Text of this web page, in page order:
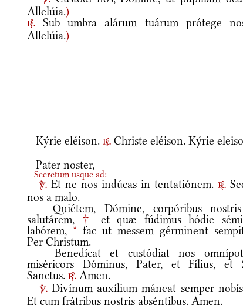
Allelúia.)
r. Sub umbra alárum tuárum prótege
Allelúia.)
Kýrie eléison. r. Christe eléison. Kýrie
Pater noster,
Secretum usque ad:
v. Et ne nos indúcas in tentatiónem.r.
nos a malo.
Quiétem, Dómine, corpóribus
salutárem, †
et quæ fúdimus hódie
labórem, * fac ut messem gérminent
Per Christum.
Benedícat et custódiat nos
miséricors Dóminus, Pater, et Fílius, et
Sanctus. r. Amen.
v.Divínum auxílium máneat semper
Et cum frátribus nostris abséntibus. Amen.